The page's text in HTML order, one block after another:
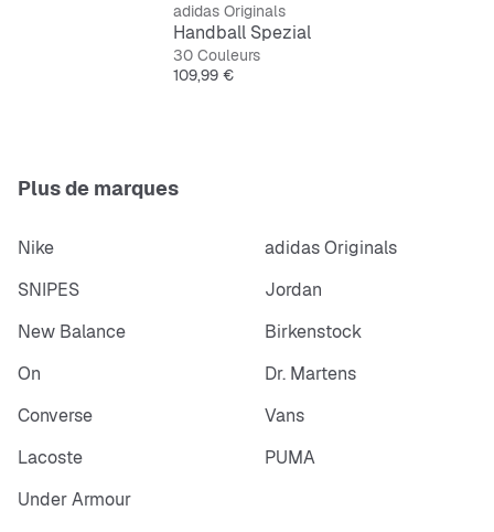
adidas Originals
Handball Spezial
30 Couleurs
Prix
109,99 €
Plus de marques
Nike
adidas Originals
SNIPES
Jordan
New Balance
Birkenstock
On
Dr. Martens
Converse
Vans
Lacoste
PUMA
Under Armour